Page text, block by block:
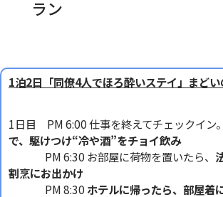
ラン
1泊2日「同僚4人でほろ酔いステイ」まど
1日目 PM 6:00 仕事を終えてチェックイン。
で、駆けつけ“冷や酒”をチョイ飲み
PM 6:30 お部屋に荷物を置いたら、
割烹にお出かけ
PM 8:30 ホテルに帰ったら、部屋着